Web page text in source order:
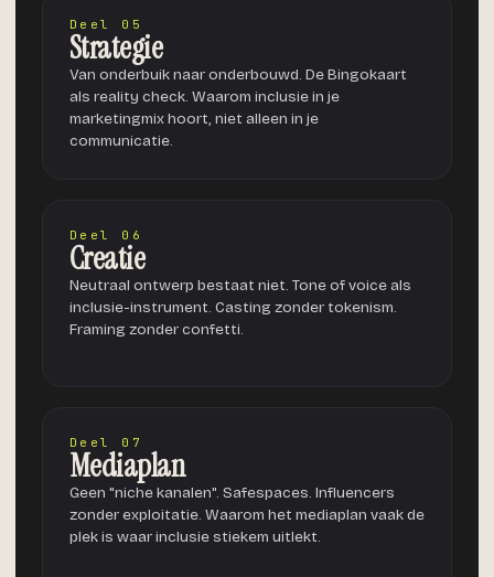
Deel 05
Strategie
Van onderbuik naar onderbouwd. De Bingokaart
als reality check. Waarom inclusie in je
marketingmix hoort, niet alleen in je
communicatie.
Deel 06
Creatie
Neutraal ontwerp bestaat niet. Tone of voice als
inclusie-instrument. Casting zonder tokenism.
Framing zonder confetti.
Deel 07
Mediaplan
Geen "niche kanalen". Safespaces. Influencers
zonder exploitatie. Waarom het mediaplan vaak de
plek is waar inclusie stiekem uitlekt.